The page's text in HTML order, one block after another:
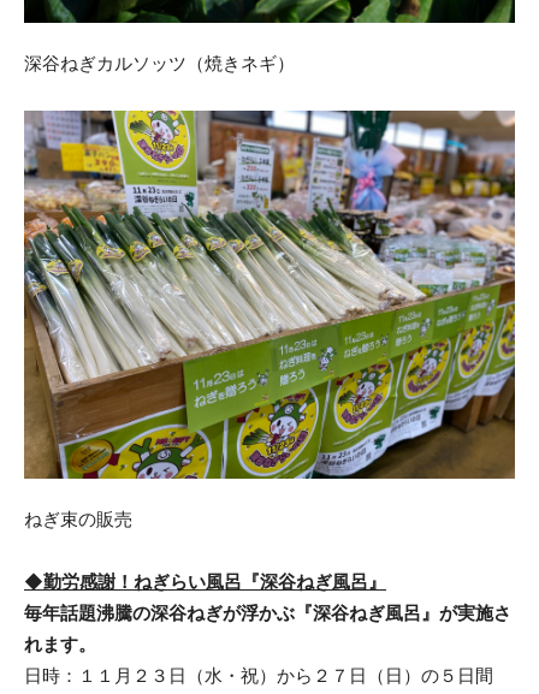
深谷ねぎカルソッツ（焼きネギ）
ねぎ束の販売
◆勤労感謝！ねぎらい風呂『深谷ねぎ風呂』
毎年話題沸騰の深谷ねぎが浮かぶ『深谷ねぎ風呂』が実施さ
れます。
日時：１１月２３日（水・祝）から２７日（日）の５日間